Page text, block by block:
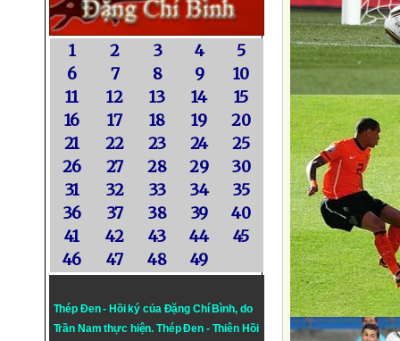
1 2 3 4
5
6
7 8 9
10
11
12 13 14
15
16
17 18 19
20
21
22 23 24
25
26
27 28 29
30
31
32 33 34
35
36
37 38 39
40
41
42 43 44
45
46
47 48 49
Thép Đen - Hồi ký của Đặng Chí Bình, do
Trần Nam thực hiện.Thép Đen - Thiên Hồi